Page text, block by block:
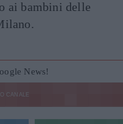
ai bambini delle
News!
CANALE